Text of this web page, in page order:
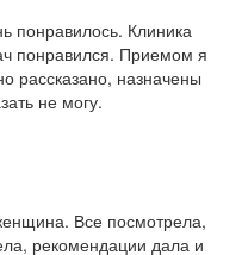
понравилось. Клиника
понравился. Приемом я
рассказано, назначены
не могу.
Все посмотрела,
рекомендации дала и